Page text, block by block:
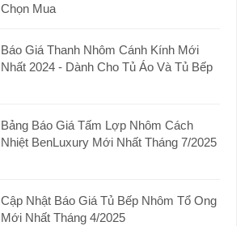
Chọn Mua
Báo Giá Thanh Nhôm Cánh Kính Mới
Nhất 2024 - Dành Cho Tủ Áo Và Tủ Bếp
Bảng Báo Giá Tấm Lợp Nhôm Cách
Nhiệt BenLuxury Mới Nhất Tháng 7/2025
Cập Nhật Báo Giá Tủ Bếp Nhôm Tổ Ong
Mới Nhất Tháng 4/2025